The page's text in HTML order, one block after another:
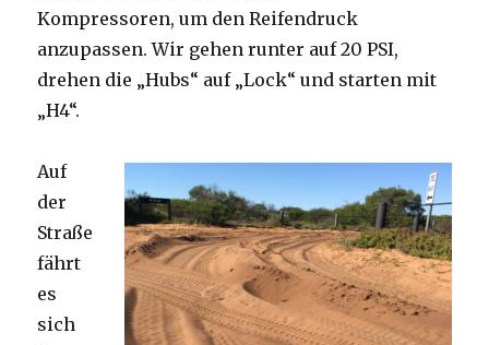
Kompressoren, um den Reifendruck
anzupassen. Wir gehen runter auf 20 PSI,
drehen die „Hubs“ auf „Lock“ und starten mit
„H4“.
Auf
der
Straße
fährt
es
sich